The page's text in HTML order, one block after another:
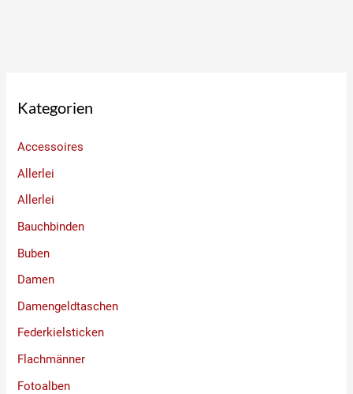
Kategorien
Accessoires
Allerlei
Allerlei
Bauchbinden
Buben
Damen
Damengeldtaschen
Federkielsticken
Flachmänner
Fotoalben